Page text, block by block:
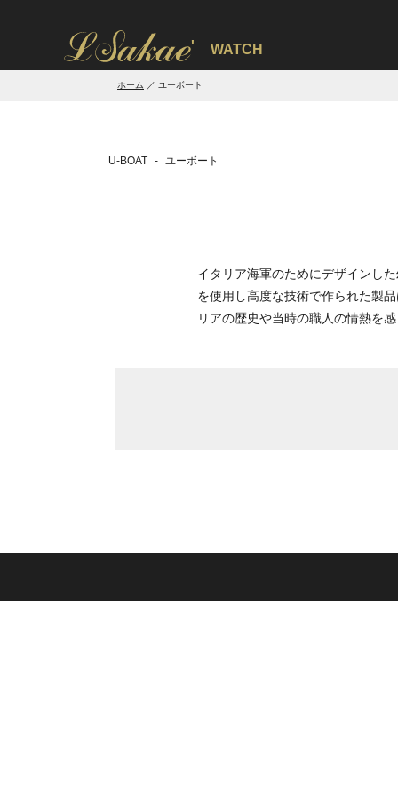
' WATCH
ホーム ユーボート
U-BOAT ユーボート
イタリア海軍のためにデザインし
を使用し高度な技術で作られた製
リアの歴史や当時の職人の情熱を感